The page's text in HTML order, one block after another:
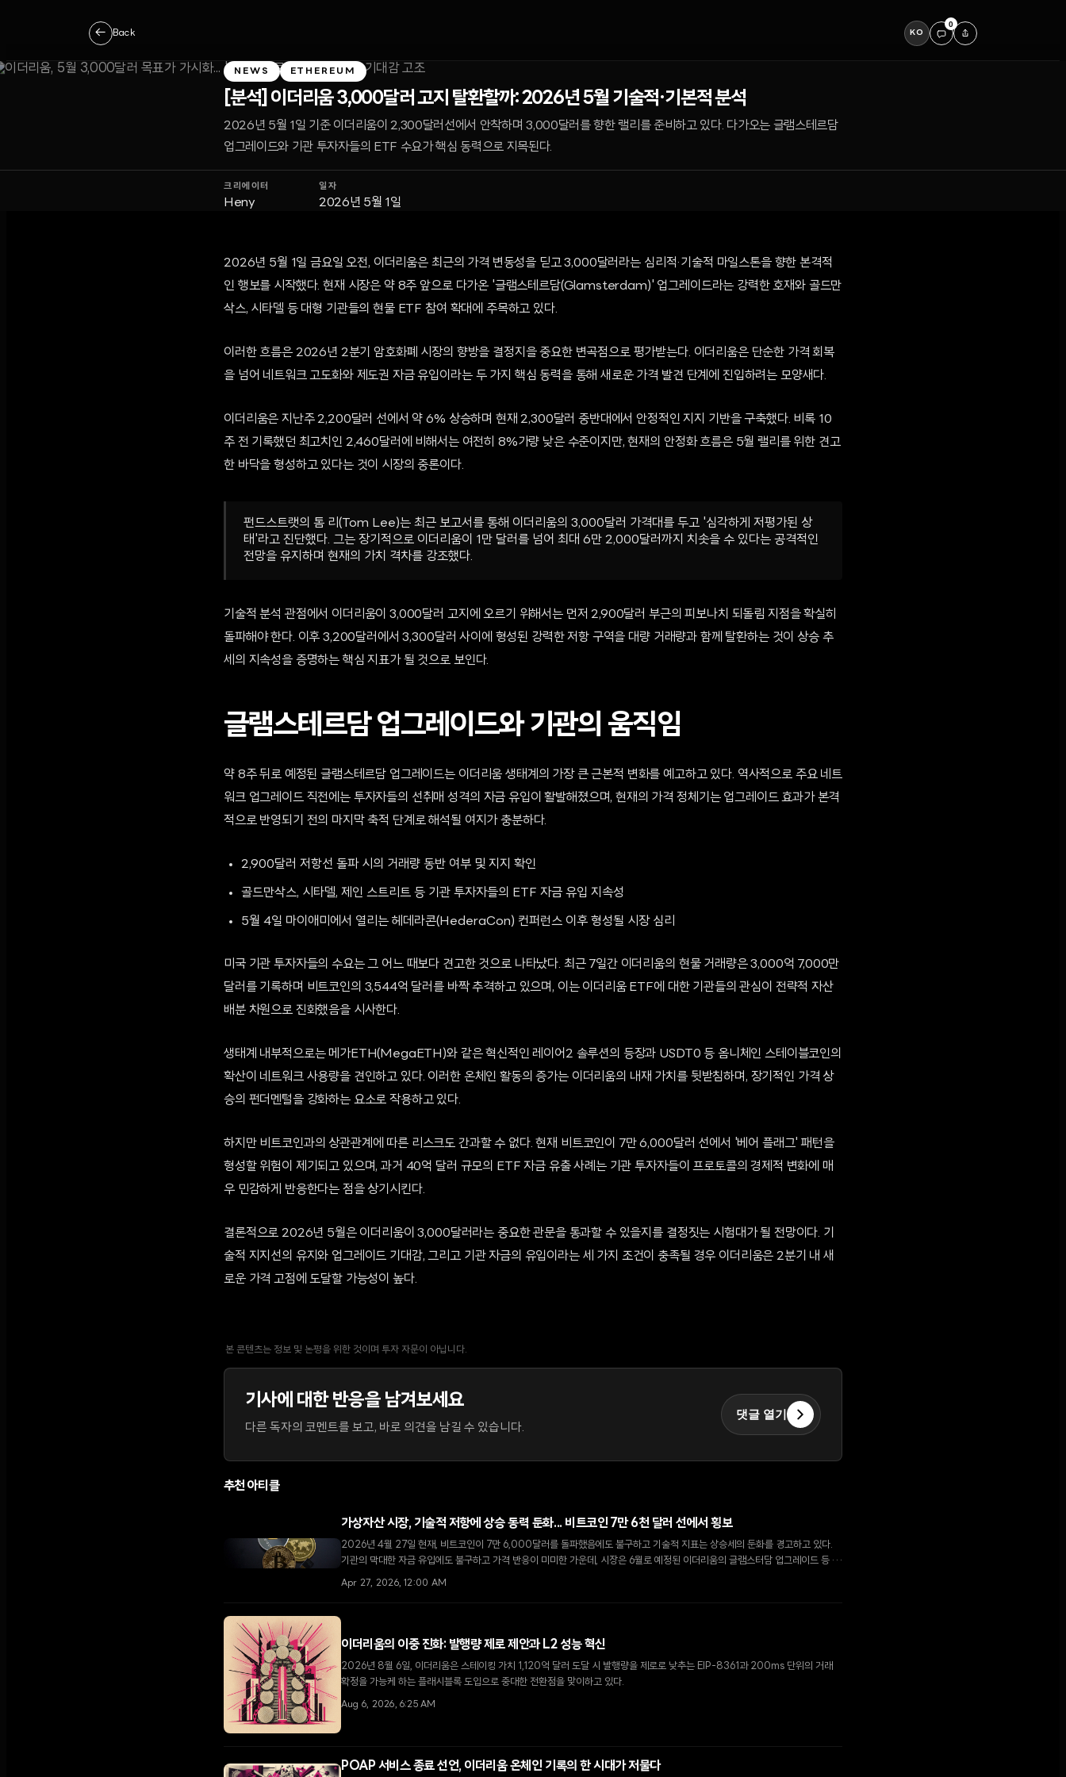
← Back KO
0
NEWS ETHEREUM
[분석] 이더리움 3,000달러 고지 탈환할까: 2026년 5월 기술적·기본적 분석
2026년 5월 1일 기준 이더리움이 2,300달러선에서 안착하며 3,000달러를 향한 랠리를 준비하고 있다. 다가오는 글램스테르담
업그레이드와 기관 투자자들의 ETF 수요가 핵심 동력으로 지목된다.
크리에이터
Heny
일자
2026년 5월 1일
2026년 5월 1일 금요일 오전, 이더리움은 최근의 가격 변동성을 딛고 3,000달러라는 심리적·기술적 마일스톤을 향한 본격적
인 행보를 시작했다. 현재 시장은 약 8주 앞으로 다가온 '글램스테르담(Glamsterdam)' 업그레이드라는 강력한 호재와 골드만
삭스, 시타델 등 대형 기관들의 현물 ETF 참여 확대에 주목하고 있다.
이러한 흐름은 2026년 2분기 암호화폐 시장의 향방을 결정지을 중요한 변곡점으로 평가받는다. 이더리움은 단순한 가격 회복
을 넘어 네트워크 고도화와 제도권 자금 유입이라는 두 가지 핵심 동력을 통해 새로운 가격 발견 단계에 진입하려는 모양새다.
이더리움은 지난주 2,200달러 선에서 약 6% 상승하며 현재 2,300달러 중반대에서 안정적인 지지 기반을 구축했다. 비록 10
주 전 기록했던 최고치인 2,460달러에 비해서는 여전히 8%가량 낮은 수준이지만, 현재의 안정화 흐름은 5월 랠리를 위한 견고
한 바닥을 형성하고 있다는 것이 시장의 중론이다.
펀드스트랫의 톰 리(Tom Lee)는 최근 보고서를 통해 이더리움의 3,000달러 가격대를 두고 '심각하게 저평가된 상
태'라고 진단했다. 그는 장기적으로 이더리움이 1만 달러를 넘어 최대 6만 2,000달러까지 치솟을 수 있다는 공격적인
전망을 유지하며 현재의 가치 격차를 강조했다.
기술적 분석 관점에서 이더리움이 3,000달러 고지에 오르기 위해서는 먼저 2,900달러 부근의 피보나치 되돌림 지점을 확실히
돌파해야 한다. 이후 3,200달러에서 3,300달러 사이에 형성된 강력한 저항 구역을 대량 거래량과 함께 탈환하는 것이 상승 추
세의 지속성을 증명하는 핵심 지표가 될 것으로 보인다.
글램스테르담 업그레이드와 기관의 움직임
약 8주 뒤로 예정된 글램스테르담 업그레이드는 이더리움 생태계의 가장 큰 근본적 변화를 예고하고 있다. 역사적으로 주요 네트
워크 업그레이드 직전에는 투자자들의 선취매 성격의 자금 유입이 활발해졌으며, 현재의 가격 정체기는 업그레이드 효과가 본격
적으로 반영되기 전의 마지막 축적 단계로 해석될 여지가 충분하다.
2,900달러 저항선 돌파 시의 거래량 동반 여부 및 지지 확인
골드만삭스, 시타델, 제인 스트리트 등 기관 투자자들의 ETF 자금 유입 지속성
5월 4일 마이애미에서 열리는 헤데라콘(HederaCon) 컨퍼런스 이후 형성될 시장 심리
미국 기관 투자자들의 수요는 그 어느 때보다 견고한 것으로 나타났다. 최근 7일간 이더리움의 현물 거래량은 3,000억 7,000만
달러를 기록하며 비트코인의 3,544억 달러를 바짝 추격하고 있으며, 이는 이더리움 ETF에 대한 기관들의 관심이 전략적 자산
배분 차원으로 진화했음을 시사한다.
생태계 내부적으로는 메가ETH(MegaETH)와 같은 혁신적인 레이어2 솔루션의 등장과 USDT0 등 옴니체인 스테이블코인의
확산이 네트워크 사용량을 견인하고 있다. 이러한 온체인 활동의 증가는 이더리움의 내재 가치를 뒷받침하며, 장기적인 가격 상
승의 펀더멘털을 강화하는 요소로 작용하고 있다.
하지만 비트코인과의 상관관계에 따른 리스크도 간과할 수 없다. 현재 비트코인이 7만 6,000달러 선에서 '베어 플래그' 패턴을
형성할 위험이 제기되고 있으며, 과거 40억 달러 규모의 ETF 자금 유출 사례는 기관 투자자들이 프로토콜의 경제적 변화에 매
우 민감하게 반응한다는 점을 상기시킨다.
결론적으로 2026년 5월은 이더리움이 3,000달러라는 중요한 관문을 통과할 수 있을지를 결정짓는 시험대가 될 전망이다. 기
술적 지지선의 유지와 업그레이드 기대감, 그리고 기관 자금의 유입이라는 세 가지 조건이 충족될 경우 이더리움은 2분기 내 새
로운 가격 고점에 도달할 가능성이 높다.
본 콘텐츠는 정보 및 논평을 위한 것이며 투자 자문이 아닙니다.
기사에 대한 반응을 남겨보세요
다른 독자의 코멘트를 보고, 바로 의견을 남길 수 있습니다.
댓글 열기
추천 아티클
가상자산 시장, 기술적 저항에 상승 동력 둔화... 비트코인 7만 6천 달러 선에서 횡보
2026년 4월 27일 현재, 비트코인이 7만 6,000달러를 돌파했음에도 불구하고 기술적 지표는 상승세의 둔화를 경고하고 있다.
기관의 막대한 자금 유입에도 불구하고 가격 반응이 미미한 가운데, 시장은 6월로 예정된 이더리움의 글램스터담 업그레이드 등 새
로운 촉매제를 기다리며 중립적인 관망세로 돌아섰다.
Apr 27, 2026, 12:00 AM
이더리움의 이중 진화: 발행량 제로 제안과 L2 성능 혁신
2026년 8월 6일, 이더리움은 스테이킹 가치 1,120억 달러 도달 시 발행량을 제로로 낮추는 EIP-8361과 200ms 단위의 거래
확정을 가능케 하는 플래시블록 도입으로 중대한 전환점을 맞이하고 있다.
Aug 6, 2026, 6:25 AM
POAP 서비스 종료 선언, 이더리움 온체인 기록의 한 시대가 저물다